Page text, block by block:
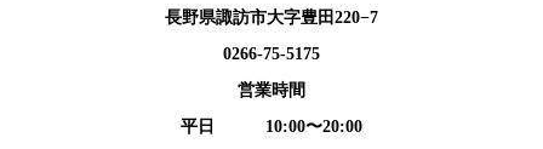
長野県諏訪市大字豊田220−7
0266-75-5175
営業時間
平日 10:00〜20:00